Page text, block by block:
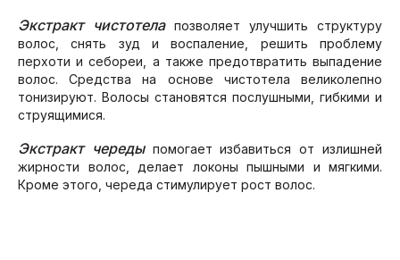
Экстракт чистотелапозволяет улучшить структуру
волос, снять зуд и воспаление, решить проблему
перхоти и себореи, а также предотвратить выпадение
волос. Средства на основе чистотела великолепно
тонизируют. Волосы становятся послушными, гибкими и
струящимися.
Экстракт чередыпомогает избавиться от излишней
жирности волос, делает локоны пышными и мягкими.
Кроме этого, череда стимулирует рост волос.